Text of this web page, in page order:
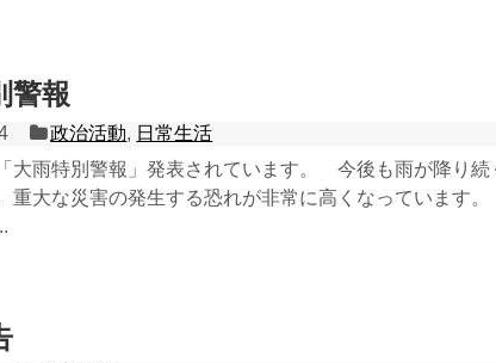
警報
政治活動, 日常生活
大雨特別警報」発表されています。 今後も雨が降り続
重大な災害の発生する恐れが非常に高くなっています